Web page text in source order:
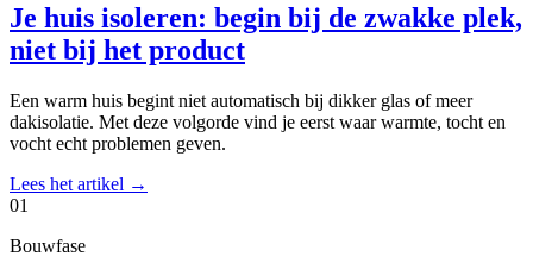
Je huis isoleren: begin bij de zwakke plek,
niet bij het product
Een warm huis begint niet automatisch bij dikker glas of meer
dakisolatie. Met deze volgorde vind je eerst waar warmte, tocht en
vocht echt problemen geven.
Lees het artikel →
01
Bouwfase